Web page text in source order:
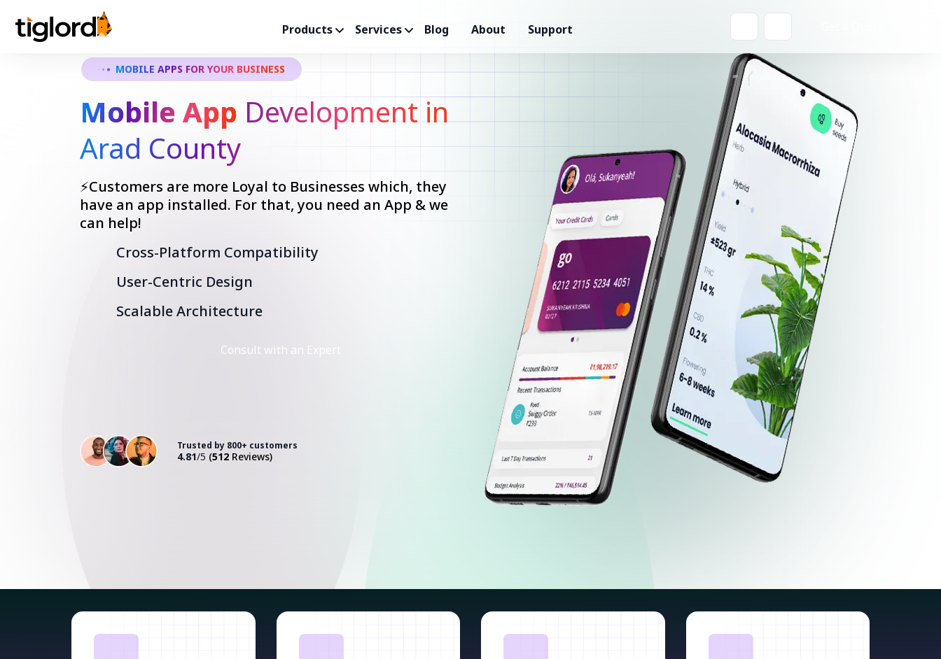
Products Services Blog About Support
MOBILE APPS FOR YOUR BUSINESS
Mobile App Development in
Arad County
⚡Customers are more Loyal to Businesses which, they
have an app installed. For that, you need an App & we
can help!
Cross-Platform Compatibility
User-Centric Design
Scalable Architecture
Consult with an Expert
Trusted by 800+ customers
4.81/5 (512 Reviews)